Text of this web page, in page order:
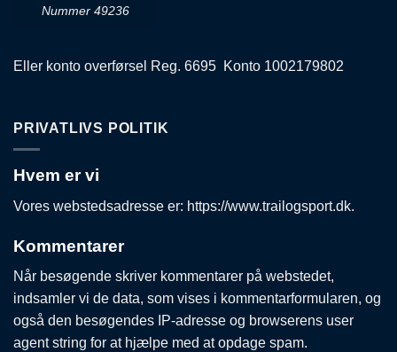
Nummer 49236
Eller konto overførsel Reg. 6695 Konto 1002179802
PRIVATLIVS POLITIK
Hvem er vi
Vores webstedsadresse er: https://www.trailogsport.dk.
Kommentarer
Når besøgende skriver kommentarer på webstedet,
indsamler vi de data, som vises i kommentarformularen, og
også den besøgendes IP-adresse og browserens user
agent string for at hjælpe med at opdage spam.